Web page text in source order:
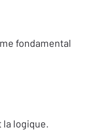
fondamental
la logique.